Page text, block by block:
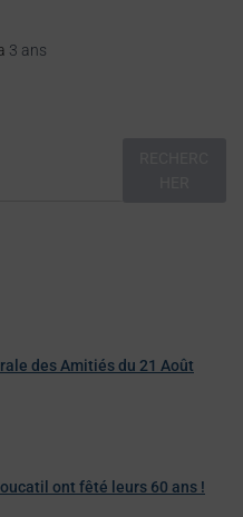
3 ans
des Amitiés du 21 Août
ont fêté leurs 60 ans !